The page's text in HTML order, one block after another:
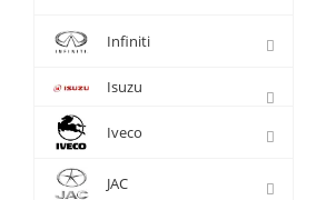
Infiniti
Isuzu
Iveco
JAC